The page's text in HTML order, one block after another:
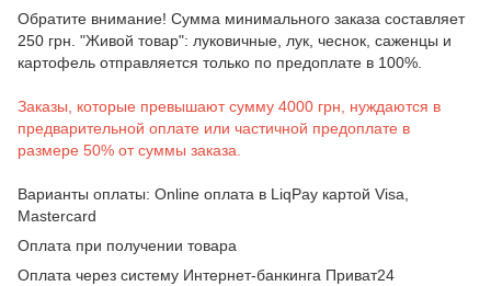
Обратите внимание! Сумма минимального заказа составляет
250 грн. "Живой товар": луковичные, лук, чеснок, саженцы и
картофель отправляется только по предоплате в 100%.
Заказы, которые превышают сумму 4000 грн, нуждаются в
предварительной оплате или частичной предоплате в
размере 50% от суммы заказа.
Варианты оплаты: Online оплата в LiqPay картой Visa,
Mastercard
Оплата при получении товара
Оплата через систему Интернет-банкинга Приват24